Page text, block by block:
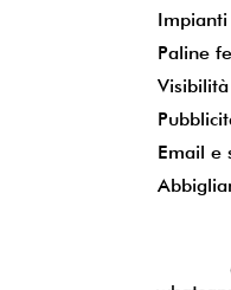
Paline
Email e